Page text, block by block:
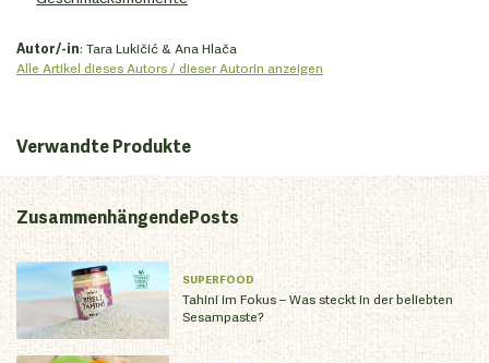
Autor/-in: Tara Lukičić & Ana Hlača
Alle Artikel dieses Autors / dieser Autorin anzeigen
Verwandte Produkte
ZusammenhängendePosts
SUPERFOOD
Tahini im Fokus – Was steckt in der beliebten
Sesampaste?